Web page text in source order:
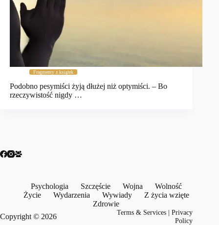
Fragmenty z książek
Podobno pesymiści żyją dłużej niż optymiści. – Bo
rzeczywistość nigdy …
Psychologia Szczęście Wojna
Wolność
Życie
Wydarzenia Wywiady
Z życia wzięte
Zdrowie
Copyright © 2026
Terms & Services |Privacy
Policy